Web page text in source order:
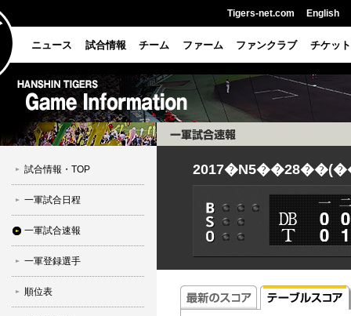
Tigers-net.com English
ニュース 試合情報 チーム ファーム ファンクラブ チケット
試合情報・TOP
一軍試合日程
一軍試合速報
一軍登録選手
順位表